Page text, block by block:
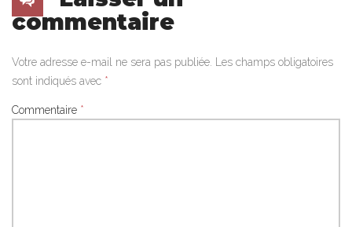
commentaire
Votre adresse e-mail ne sera pas publiée. Les champs obligatoires
sont indiqués avec *
Commentaire *